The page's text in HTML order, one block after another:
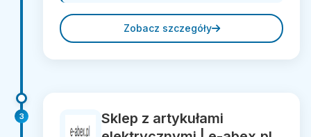
Zobacz szczegóły
3
Sklep z artykułami